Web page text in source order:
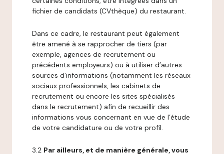
fichier de candidats (CVthèque) du restaurant.
Dans ce cadre, le restaurant peut également
être amené à se rapprocher de tiers (par
exemple, agences de recrutement ou
précédents employeurs) ou à utiliser d’autres
sources d’informations (notamment les réseaux
sociaux professionnels, les cabinets de
recrutement ou encore les sites spécialisés
dans le recrutement) afin de recueillir des
informations vous concernant en vue de l’étude
de votre candidature ou de votre profil.
3.2 Par ailleurs, et de manière générale, vous